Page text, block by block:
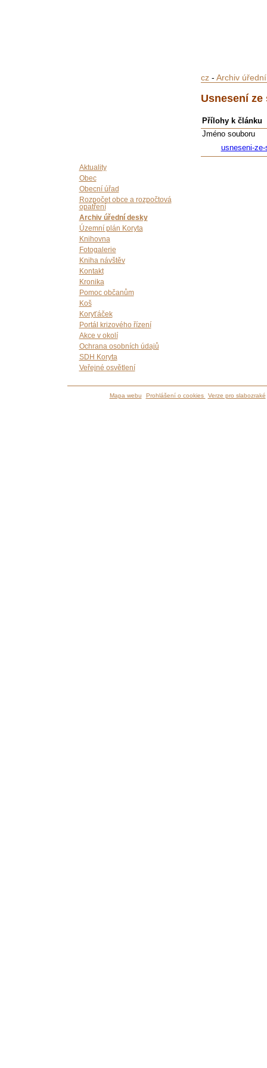
Aktuality
Obec
Obecní úřad
Rozpočet obce a rozpočtová
opatření
Archiv úřední desky
Územní plán Koryta
Knihovna
Fotogalerie
Kniha návštěv
Kontakt
Kronika
Pomoc občanům
Koš
Koryťáček
Portál krizového řízení
Akce v okolí
Ochrana osobních údajů
SDH Koryta
Veřejné osvětlení
cz- Archiv
Usnesení ze
Přílohy k článku
Jméno souboru
usneseni-
Mapa webu Prohlášení o cookies Verze pro slabozraké